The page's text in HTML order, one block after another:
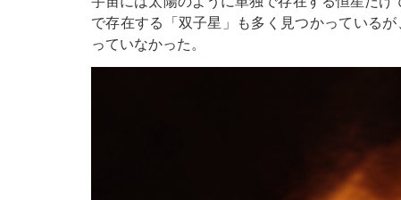
で存在する「双子星」も多く見つかっている
っていなかった。